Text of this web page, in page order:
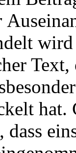
hat.
dass